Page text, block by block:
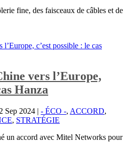
fine, des faisceaux de câbles et de
vers l’Europe,
Hanza
Sep 2024 | - ÉCO -, ACCORD,
, STRATÉGIE
un accord avec Mitel Networks pour